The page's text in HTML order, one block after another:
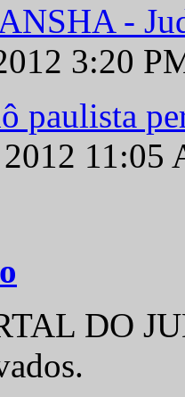
-
3:20
paulista
2012
DO